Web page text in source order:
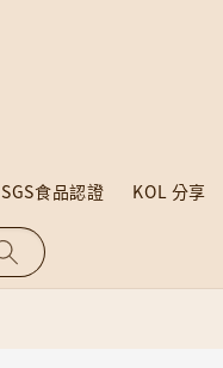
SGS食品認證 KOL 分享